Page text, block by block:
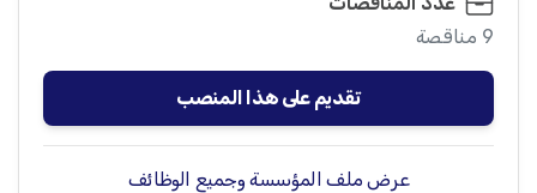
9 مناقصة
تقديم على هذا المنصب
عرض ملف المؤسسة وجميع الوظائف